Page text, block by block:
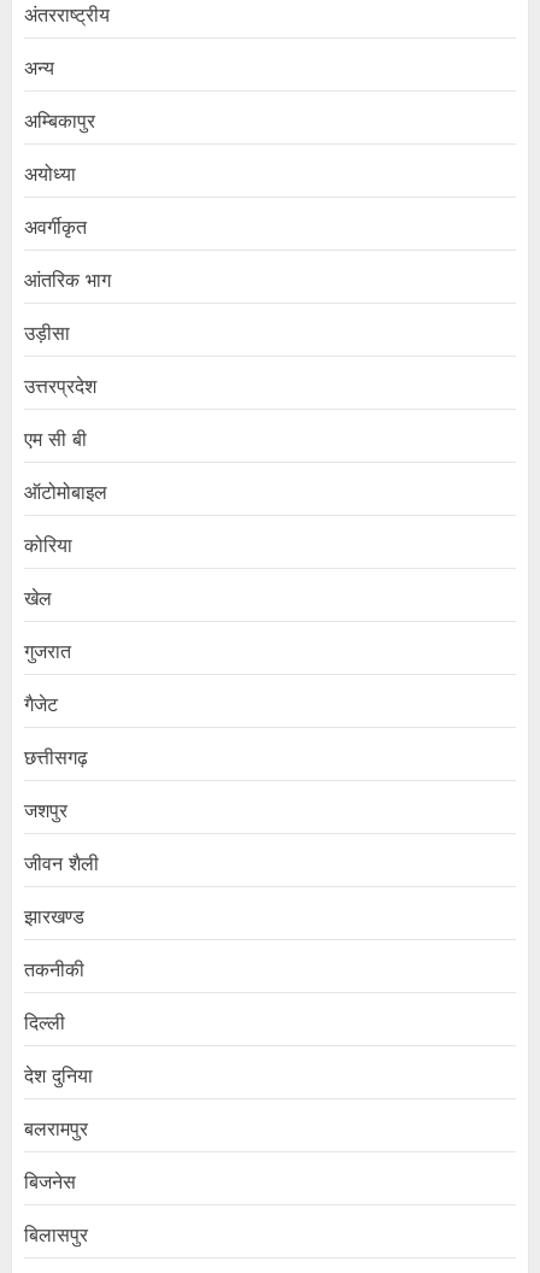
अंतरराष्ट्रीय
अन्य
अम्बिकापुर
अयोध्या
अवर्गीकृत
आंतरिक भाग
उड़ीसा
उत्तरप्रदेश
एम सी बी
ऑटोमोबाइल
कोरिया
खेल
गुजरात
गैजेट
छत्तीसगढ़
जशपुर
जीवन शैली
झारखण्ड
तकनीकी
दिल्ली
देश दुनिया
बलरामपुर
बिजनेस
बिलासपुर